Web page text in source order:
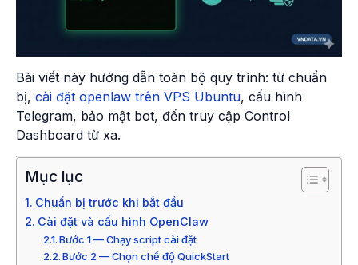
Bài viết này hướng dẫn toàn bộ quy trình: từ chuẩn
bị, cài đặt openlaw trên VPS Ubuntu, cấu hình
Telegram, bảo mật bot, đến truy cập Control
Dashboard từ xa.
Mục lục
Chuẩn bị trước khi bắt đầu
Cài đặt và cấu hình OpenClaw
Bước 1 — Chạy script cài đặt
Bước 2 — Chọn chế độ QuickStart